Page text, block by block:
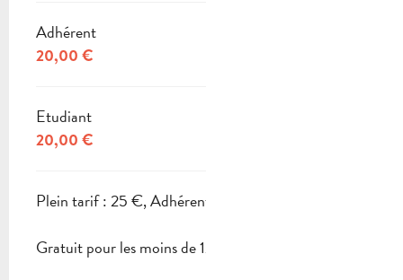
Adhérent
20,00 €
Etudiant
20,00 €
Plein tarif : 25 €, Adhérent : 20 €, Etudiant : 20 €.
Gratuit pour les moins de 12 ans.